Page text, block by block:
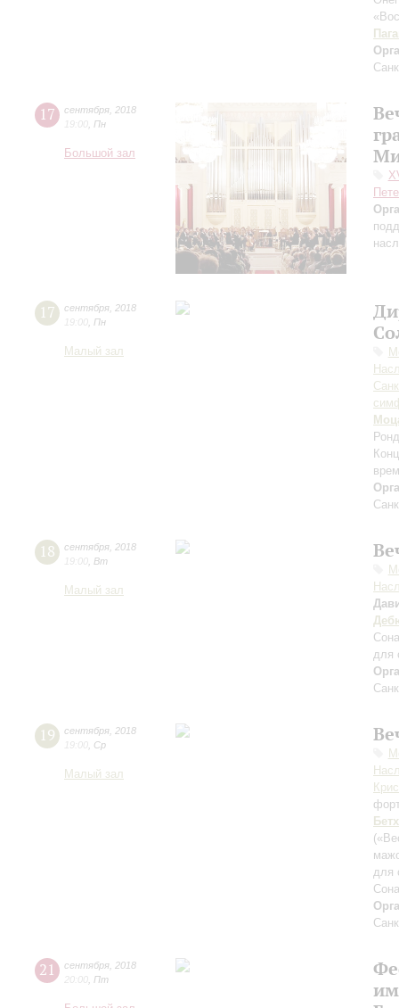
17 сентября 2018
19:00 Пн
Большой зал
17 сентября 2018
19:00 Пн
Малый зал
18 сентября 2018
19:00 Вт
Малый зал
для
19 сентября 2018
19:00 Ср
Малый зал
для
21 сентября 2018
20:00 Пт